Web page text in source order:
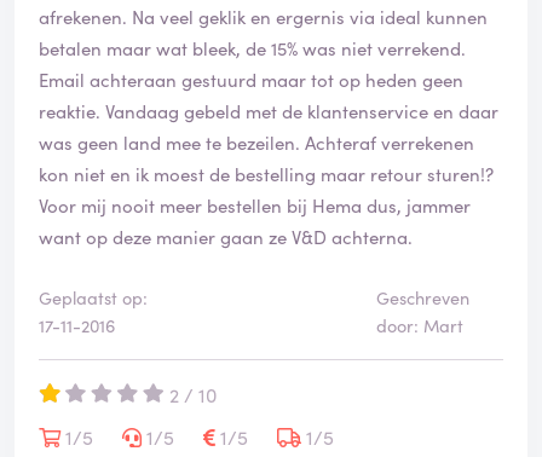
afrekenen. Na veel geklik en ergernis via ideal kunnen
betalen maar wat bleek, de 15% was niet verrekend.
Email achteraan gestuurd maar tot op heden geen
reaktie. Vandaag gebeld met de klantenservice en daar
was geen land mee te bezeilen. Achteraf verrekenen
kon niet en ik moest de bestelling maar retour sturen!?
Voor mij nooit meer bestellen bij Hema dus, jammer
want op deze manier gaan ze V&D achterna.
Geplaatst op:
17-11-2016
Geschreven
door: Mart
2 / 10
1/5
1/5 1/5
1/5